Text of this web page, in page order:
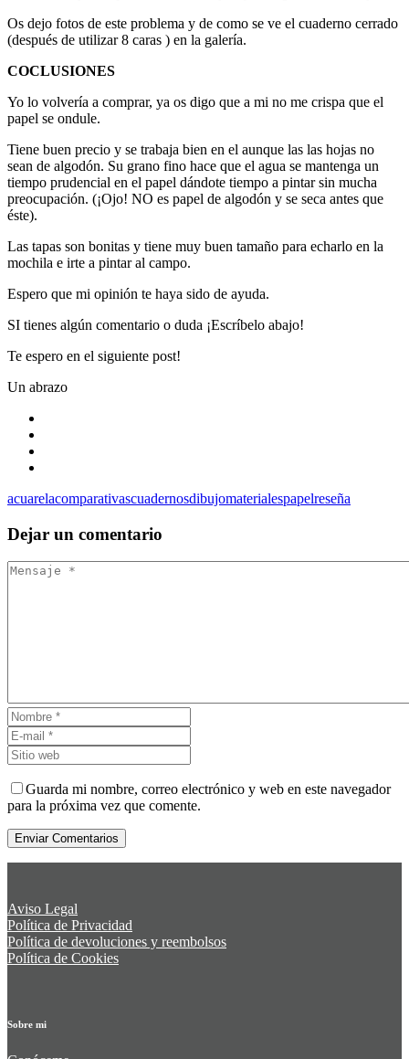
Os dejo fotos de este problema y de como se ve el cuaderno cerrado
(después de utilizar 8 caras ) en la galería.
COCLUSIONES
Yo lo volvería a comprar, ya os digo que a mi no me crispa que el
papel se ondule.
Tiene buen precio y se trabaja bien en el aunque las las hojas no
sean de algodón. Su grano fino hace que el agua se mantenga un
tiempo prudencial en el papel dándote tiempo a pintar sin mucha
preocupación. (¡Ojo! NO es papel de algodón y se seca antes que
éste).
Las tapas son bonitas y tiene muy buen tamaño para echarlo en la
mochila e irte a pintar al campo.
Espero que mi opinión te haya sido de ayuda.
SI tienes algún comentario o duda ¡Escríbelo abajo!
Te espero en el siguiente post!
Un abrazo
acuarelacomparativascuadernosdibujomaterialespapelreseña
Dejar un comentario
Guarda mi nombre, correo electrónico y web en este navegador
para la próxima vez que comente.
Enviar Comentarios
Aviso Legal
Política de Privacidad
Política de devoluciones y reembolsos
Política de Cookies
Sobre mi